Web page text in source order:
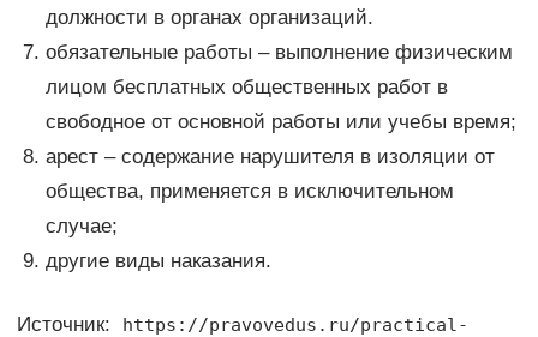
должности в органах организаций.
обязательные работы – выполнение физическим
лицом бесплатных общественных работ в
свободное от основной работы или учебы время;
арест – содержание нарушителя в изоляции от
общества, применяется в исключительном
случае;
другие виды наказания.
Источник:
https://pravovedus.ru/practical-